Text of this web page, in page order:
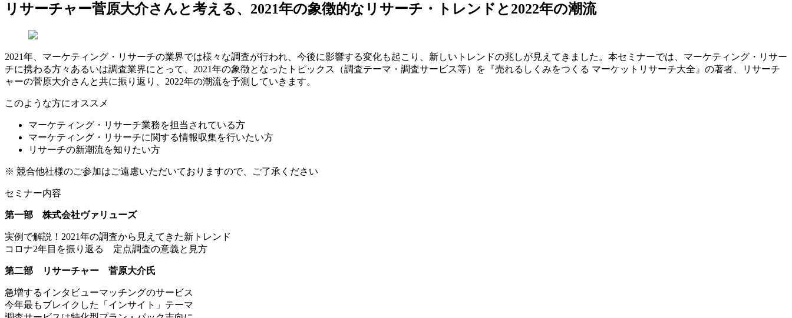
リサーチャー菅原大介さんと考える、2021年の象徴的なリサーチ・トレンドと2022年の潮流
2021年、マーケティング・リサーチの業界では様々な調査が行われ、今後に影響する変化も起こり、新しいトレンドの兆しが見えてきました。本セミナーでは、マーケティング・リサー
チに携わる方々あるいは調査業界にとって、2021年の象徴となったトピックス（調査テーマ・調査サービス等）を『売れるしくみをつくる マーケットリサーチ大全』の著者、リサーチ
ャーの菅原大介さんと共に振り返り、2022年の潮流を予測していきます。
このような方にオススメ
マーケティング・リサーチ業務を担当されている方
マーケティング・リサーチに関する情報収集を行いたい方
リサーチの新潮流を知りたい方
※ 競合他社様のご参加はご遠慮いただいておりますので、ご了承ください
セミナー内容
第一部 株式会社ヴァリューズ
実例で解説！2021年の調査から見えてきた新トレンド
コロナ2年目を振り返る 定点調査の意義と見方
第二部 リサーチャー 菅原大介氏
急増するインタビューマッチングのサービス
今年最もブレイクした「インサイト」テーマ